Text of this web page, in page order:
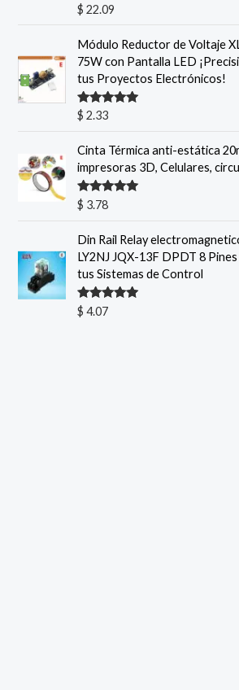
Valorado
con
$ 22.09
Módulo Reductor de Voltaje
75W con Pantalla LED
tus Proyectos Electrónicos!
Valorado
con
$ 2.33
Cinta Térmica anti-estática
impresoras 3D, Celulares,
Valorado
con
$ 3.78
Din Rail Relay
LY2NJ JQX-13F DPDT 8
tus Sistemas de Control
Valorado
con
$ 4.07